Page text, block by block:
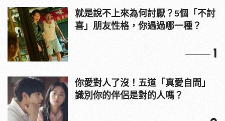
就是說不上來為何討厭？5個「不討
喜」朋友性格，你遇過哪一種？
1
你愛對人了沒！五道「真愛自問」
識別你的伴侶是對的人嗎？